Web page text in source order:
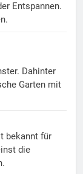
Entspannen.
Dahinter
Garten mit
bekannt für
die